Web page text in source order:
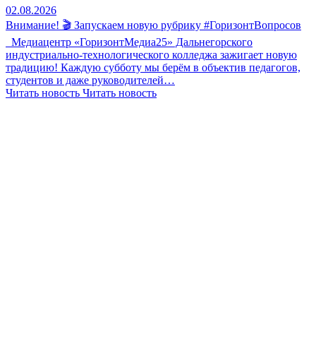
02.08.2026
Внимание! 🎬 Запускаем новую рубрику #ГоризонтВопросов
Медиацентр «ГоризонтМедиа25» Дальнегорского
индустриально-технологического колледжа зажигает новую
традицию! Каждую субботу мы берём в объектив педагогов,
студентов и даже руководителей…
Читать новость Читать новость